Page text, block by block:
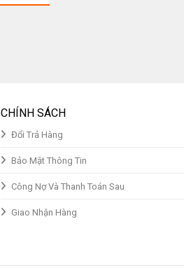
CHÍNH SÁCH
Đổi Trả Hàng
Bảo Mật Thông Tin
Công Nợ Và Thanh Toán Sau
Giao Nhận Hàng